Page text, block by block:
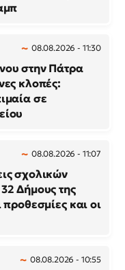
08.08.2026 - 11:30
στην Πάτρα
κλοπές:
σε
08.08.2026 - 11:07
σχολικών
Δήμους της
και οι
08.08.2026 - 10:55